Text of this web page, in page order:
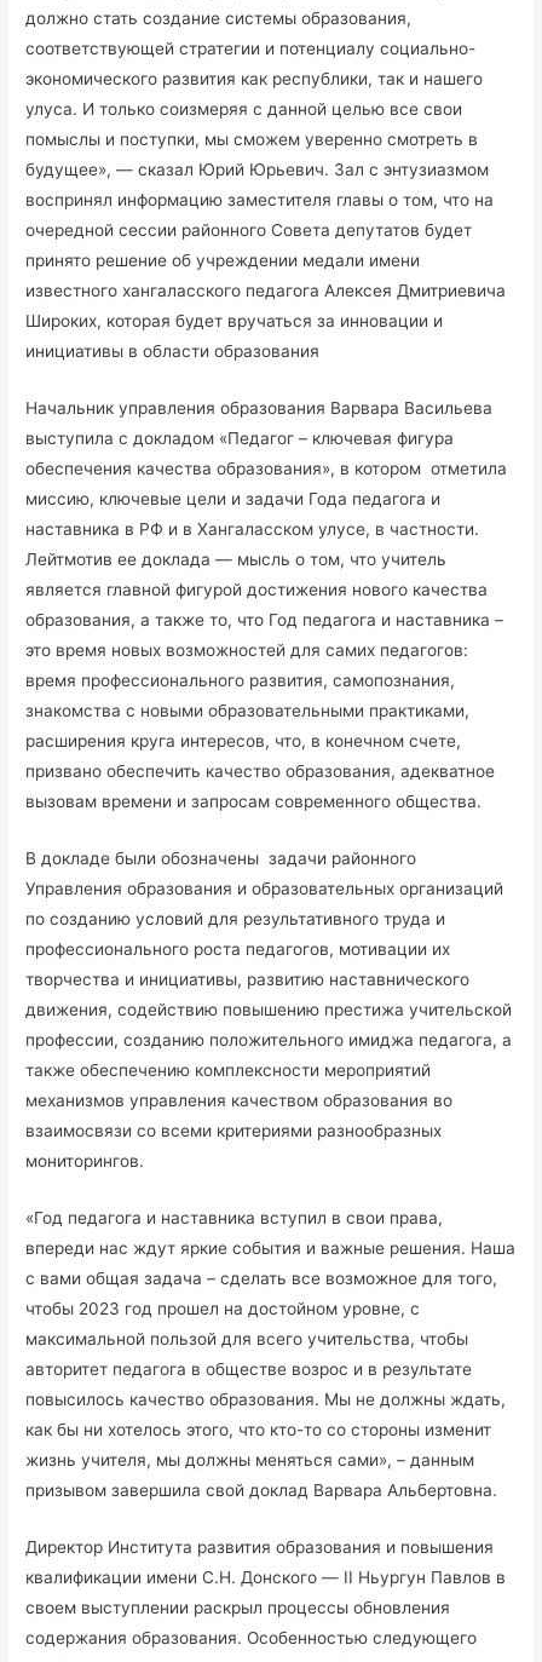
должно стать создание системы образования,
соответствующей стратегии и потенциалу социально-
экономического развития как республики, так и нашего
улуса. И только соизмеряя с данной целью все свои
помыслы и поступки, мы сможем уверенно смотреть в
будущее», — сказал Юрий Юрьевич. Зал с энтузиазмом
воспринял информацию заместителя главы о том, что на
очередной сессии районного Совета депутатов будет
принято решение об учреждении медали имени
известного хангаласского педагога Алексея Дмитриевича
Широких, которая будет вручаться за инновации и
инициативы в области образования
Начальник управления образования Варвара Васильева
выступила с докладом «Педагог – ключевая фигура
обеспечения качества образования», в котором отметила
миссию, ключевые цели и задачи Года педагога и
наставника в РФ и в Хангаласском улусе, в частности.
Лейтмотив ее доклада — мысль о том, что учитель
является главной фигурой достижения нового качества
образования, а также то, что Год педагога и наставника –
это время новых возможностей для самих педагогов:
время профессионального развития, самопознания,
знакомства с новыми образовательными практиками,
расширения круга интересов, что, в конечном счете,
призвано обеспечить качество образования, адекватное
вызовам времени и запросам современного общества.
В докладе были обозначены задачи районного
Управления образования и образовательных организаций
по созданию условий для результативного труда и
профессионального роста педагогов, мотивации их
творчества и инициативы, развитию наставнического
движения, содействию повышению престижа учительской
профессии, созданию положительного имиджа педагога, а
также обеспечению комплексности мероприятий
механизмов управления качеством образования во
взаимосвязи со всеми критериями разнообразных
мониторингов.
«Год педагога и наставника вступил в свои права,
впереди нас ждут яркие события и важные решения. Наша
с вами общая задача – сделать все возможное для того,
чтобы 2023 год прошел на достойном уровне, с
максимальной пользой для всего учительства, чтобы
авторитет педагога в обществе возрос и в результате
повысилось качество образования. Мы не должны ждать,
как бы ни хотелось этого, что кто-то со стороны изменит
жизнь учителя, мы должны меняться сами», – данным
призывом завершила свой доклад Варвара Альбертовна.
Директор Института развития образования и повышения
квалификации имени С.Н. Донского — II Ньургун Павлов в
своем выступлении раскрыл процессы обновления
содержания образования. Особенностью следующего